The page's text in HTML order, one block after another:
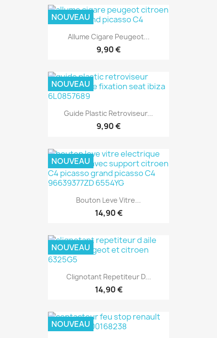
Allume Cigare Peugeot...
9,90 €
NOUVEAU
Guide Plastic Retroviseur...
9,90 €
NOUVEAU
Bouton Leve Vitre...
14,90 €
NOUVEAU
Clignotant Repetiteur D...
14,90 €
NOUVEAU
NOUVEAU